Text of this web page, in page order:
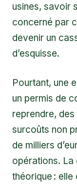
usines, savoir
concerné par
devenir un
d’esquisse.
Pourtant, une
un permis de
reprendre,
surcoûts non
de milliers
opérations. La
théorique :